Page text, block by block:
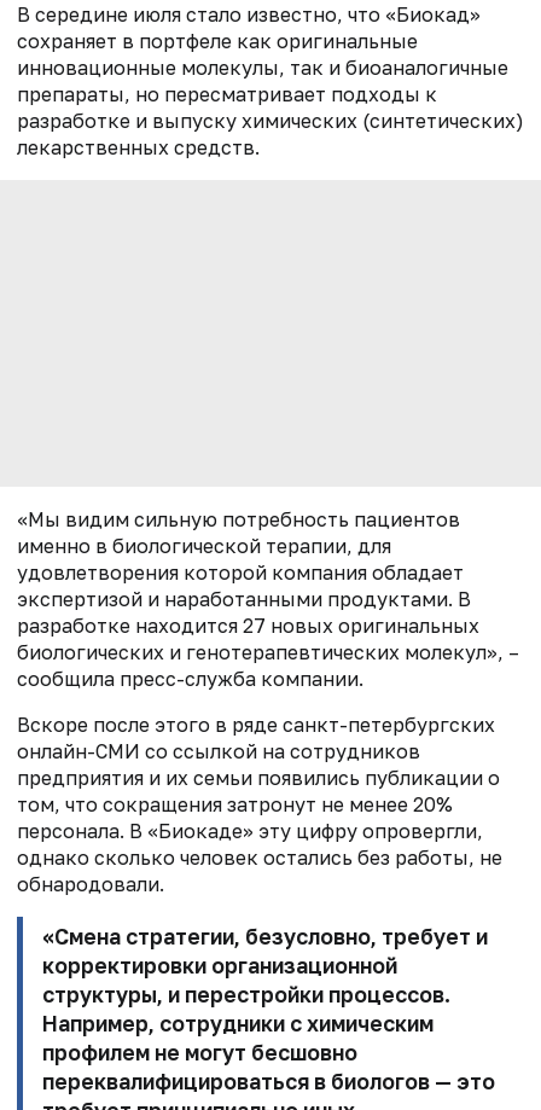
В середине июля стало известно, что «Биокад»
сохраняет в портфеле как оригинальные
инновационные молекулы, так и биоаналогичные
препараты, но пересматривает подходы к
разработке и выпуску химических (синтетических)
лекарственных средств.
«Мы видим сильную потребность пациентов
именно в биологической терапии, для
удовлетворения которой компания обладает
экспертизой и наработанными продуктами. В
разработке находится 27 новых оригинальных
биологических и генотерапевтических молекул», –
сообщила пресс-служба компании.
Вскоре после этого в ряде санкт-петербургских
онлайн-СМИ со ссылкой на сотрудников
предприятия и их семьи появились публикации о
том, что сокращения затронут не менее 20%
персонала. В «Биокаде» эту цифру опровергли,
однако сколько человек остались без работы, не
обнародовали.
«Смена стратегии, безусловно, требует и
корректировки организационной
структуры, и перестройки процессов.
Например, сотрудники с химическим
профилем не могут бесшовно
переквалифицироваться в биологов — это